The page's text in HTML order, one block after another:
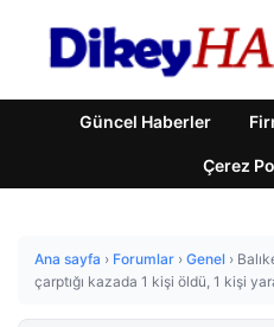
Güncel Haberler
Çerez
Ana sayfa › Forumlar › Genel ›
çarptığı kazada 1 kişi öldü, 1 kişi